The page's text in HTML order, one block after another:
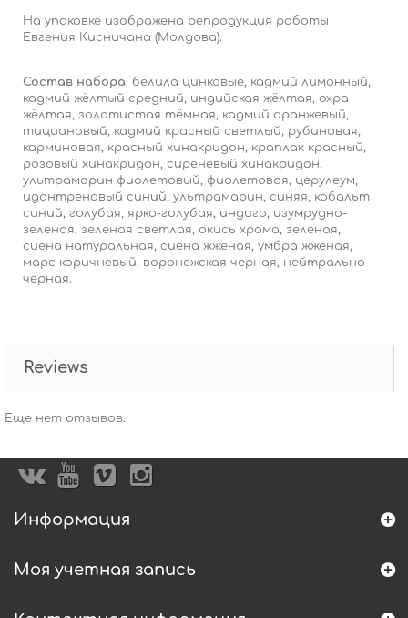
На упаковке изображена репродукция работы
Евгения Кисничана (Молдова).
Состав набора: белила цинковые, кадмий лимонный,
кадмий жёлтый средний, индийская жёлтая, охра
жёлтая, золотистая тёмная, кадмий оранжевый,
тициановый, кадмий красный светлый, рубиновая,
карминовая, красный хинакридон, краплак красный,
розовый хинакридон, сиреневый хинакридон,
ультрамарин фиолетовый, фиолетовая, церулеум,
идантреновый синий, ультрамарин, синяя, кобальт
синий, голубая, ярко-голубая, индиго, изумрудно-
зеленая, зеленая светлая, окись хрома, зеленая,
сиена натуральная, сиена жженая, умбра жженая,
марс коричневый, воронежская черная, нейтрально-
черная.
Reviews
Еще нет отзывов.
Информация
Моя учетная запись